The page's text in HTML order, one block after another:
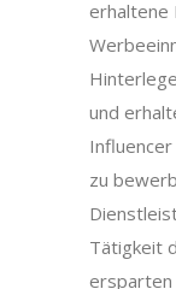
erhaltene
und
zu
Tätigkeit
ersparten